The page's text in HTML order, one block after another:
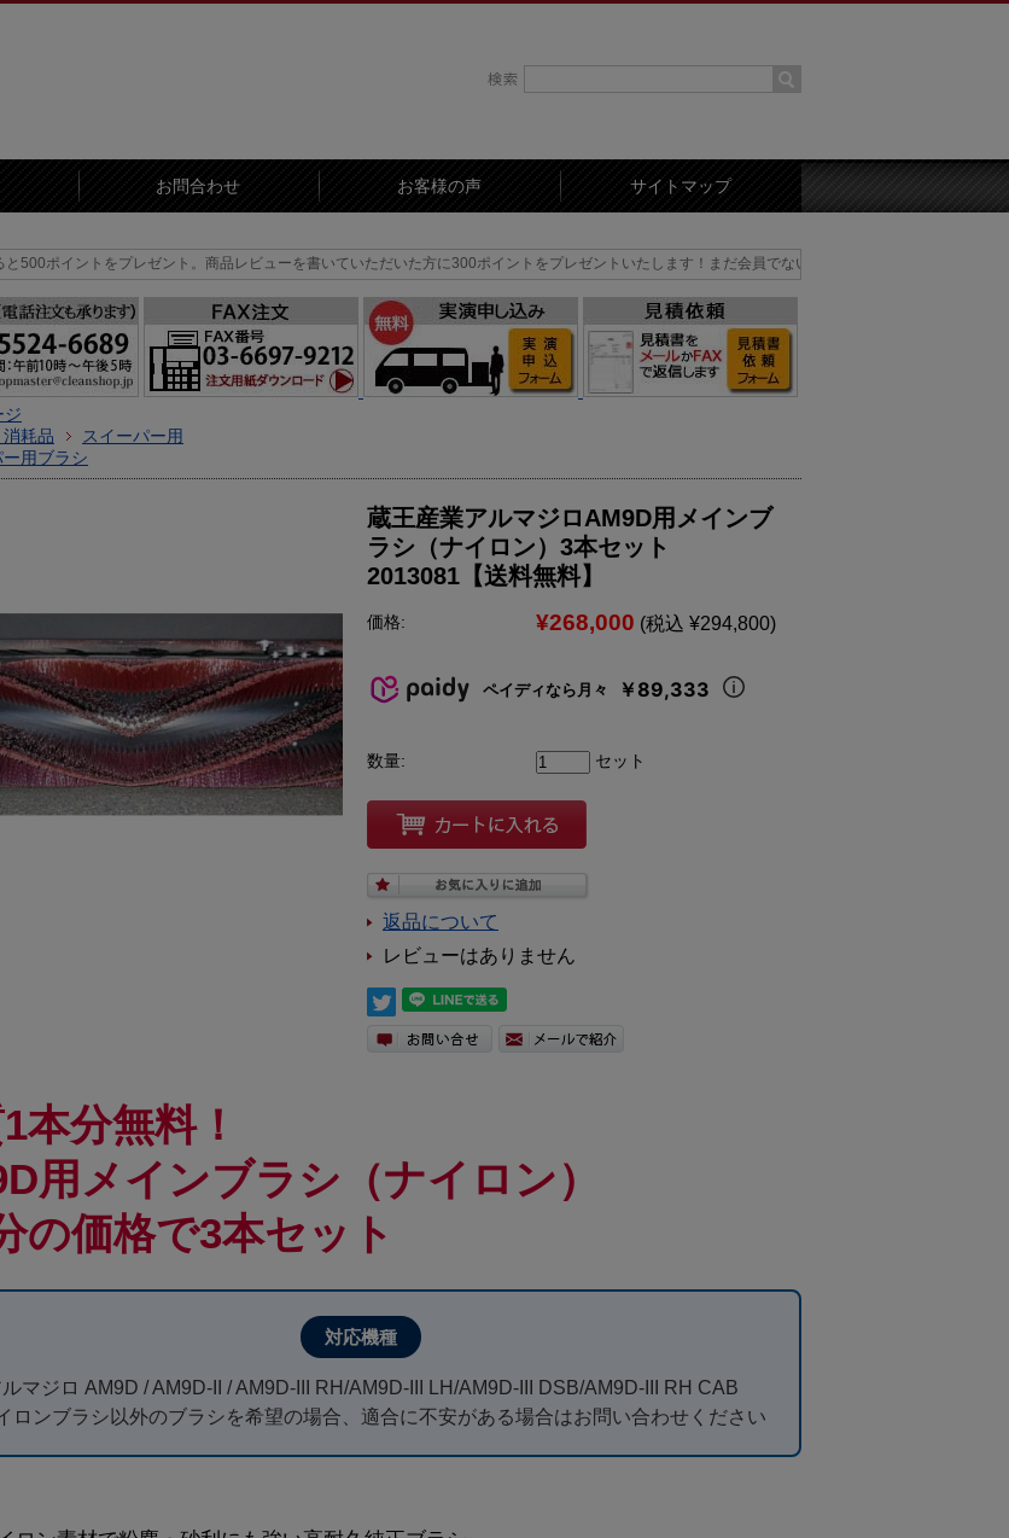
お問合わせ お客様の声 サイトマップ
をプレゼント。商品レビューを書いていただいた方に300ポイントをプレゼントいたします！まだ会員でない方はまずは会員登録を！
ジ
耗品
スイーパー用
ー用ブラシ
蔵王産業アルマジロAM9D用メインブ
ラシ（ナイロン）3本セット
2013081【送料無料】
価格: ¥268,000 (税込 ¥294,800)
ペイディなら月々 ￥89,333
数量: セット
返品について
レビューはありません
本分無料！
用メインブラシ（ナイロン）
の価格で3本セット
対応機種
マジロ AM9D / AM9D-II / AM9D-III RH/AM9D-III LH/AM9D-III DSB/AM9D-III RH CAB
ロンブラシ以外のブラシを希望の場合、適合に不安がある場合はお問い合わせください